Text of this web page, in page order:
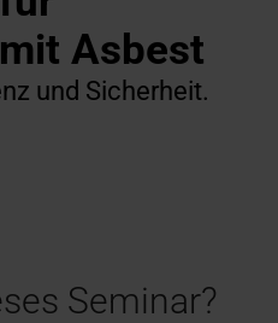
Handwerker in der
Roto macht's möglich!
100%
Das
Anschlussprodukte
Ausstattung
Sonnenschutz & Rollos
innen
Maßtreppen-
In 3 Schritten zur
in der Nähe finden
möglich!
Roto Förderauskunft für
Renovierung
Von Profis für Profis
Häufige
Bereich
Preislisten,
& mehr
Tools & Konfiguratoren
Alles rund um Roto
Jetzt entdecken
Designo
Asbest
und Sicherheit.
Seminar?